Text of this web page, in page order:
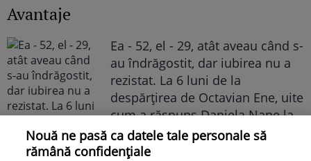
Avantaje
Ea - 52, el - 29, atât aveau când s-
au îndrăgostit, dar iubirea nu a
rezistat. La 6 luni de la
despărțirea de Octavian Ene, uite
cum a răspuns Daniela Nane la
o întrebare incomodă! ȘAH MAT!
Nouă ne pasă ca datele tale personale să
rămână confidențiale